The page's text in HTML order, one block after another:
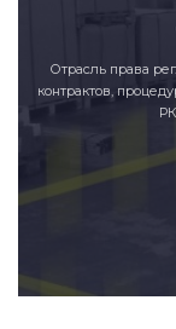
Отрасль права
контрактов,